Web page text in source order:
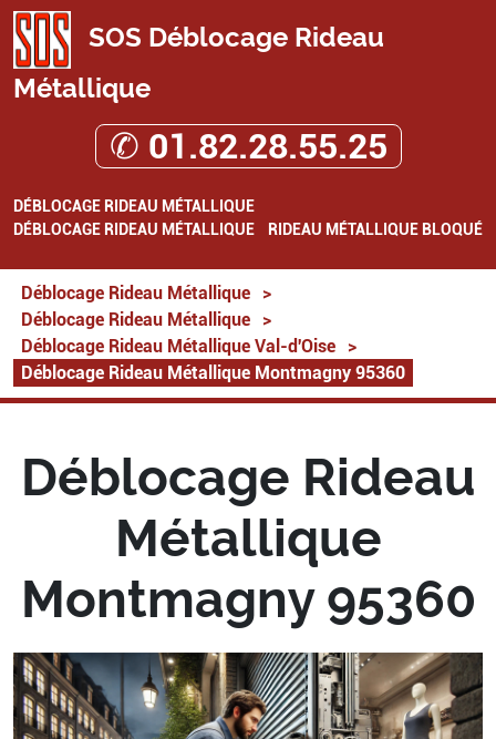
SOS Déblocage Rideau
Métallique
✆ 01.82.28.55.25
DÉBLOCAGE RIDEAU MÉTALLIQUE
DÉBLOCAGE RIDEAU MÉTALLIQUE
RIDEAU MÉTALLIQUE BLOQUÉ
Déblocage Rideau Métallique
>
Déblocage Rideau Métallique
>
Déblocage Rideau Métallique Val-d'Oise
>
Déblocage Rideau Métallique Montmagny 95360
Déblocage Rideau
Métallique
Montmagny 95360